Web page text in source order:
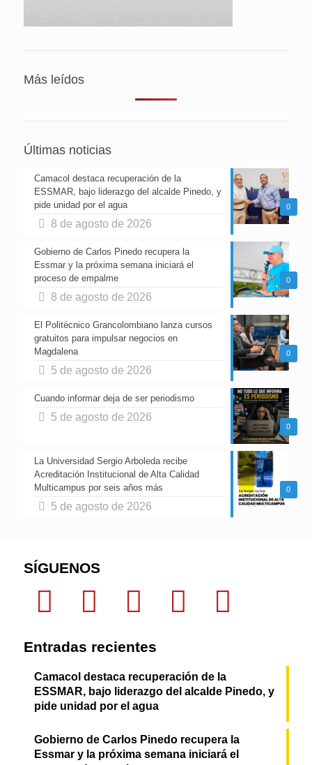
Más leídos
Últimas noticias
0
Camacol destaca recuperación de la
ESSMAR, bajo liderazgo del alcalde Pinedo, y
pide unidad por el agua
8 de agosto de 2026
0
Gobierno de Carlos Pinedo recupera la
Essmar y la próxima semana iniciará el
proceso de empalme
8 de agosto de 2026
0
El Politécnico Grancolombiano lanza cursos
gratuitos para impulsar negocios en
Magdalena
5 de agosto de 2026
0
Cuando informar deja de ser periodismo
5 de agosto de 2026
0
La Universidad Sergio Arboleda recibe
Acreditación Institucional de Alta Calidad
Multicampus por seis años más
5 de agosto de 2026
SÍGUENOS
Entradas recientes
Camacol destaca recuperación de la
ESSMAR, bajo liderazgo del alcalde Pinedo, y
pide unidad por el agua
Gobierno de Carlos Pinedo recupera la
Essmar y la próxima semana iniciará el